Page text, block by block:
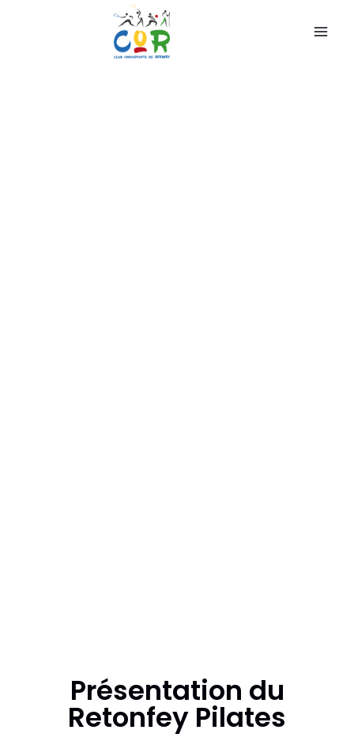
Présentation du
Retonfey Pilates